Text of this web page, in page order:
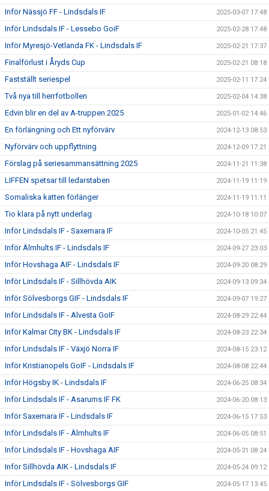
Inför Nässjö FF - Lindsdals IF 2025-03-07 17:48
Inför Lindsdals IF - Lessebo GoiF 2025-02-28 17:48
Inför Myresjö-Vetlanda FK - Lindsdals IF 2025-02-21 17:37
Finalförlust i Åryds Cup 2025-02-21 08:18
Fastställt seriespel 2025-02-11 17:24
Två nya till herrfotbollen 2025-02-04 14:38
Edvin blir en del av A-truppen 2025 2025-01-02 14:46
En förlängning och Ett nyförvärv 2024-12-13 08:53
Nyförvärv och uppflyttning 2024-12-09 17:21
Förslag på seriesammansättning 2025 2024-11-21 11:38
LIFFEN spetsar till ledarstaben 2024-11-19 11:19
Somaliska katten förlänger 2024-11-19 11:11
Tio klara på nytt underlag 2024-10-18 10:07
Inför Lindsdals IF - Saxemara IF 2024-10-05 21:45
Inför Älmhults IF - Lindsdals IF 2024-09-27 23:03
Inför Hovshaga AIF - Lindsdals IF 2024-09-20 08:29
Inför Lindsdals IF - Sillhövda AIK 2024-09-13 09:34
Inför Sölvesborgs GIF - Lindsdals IF 2024-09-07 19:27
Inför Lindsdals IF - Alvesta GoIF 2024-08-29 22:44
Inför Kalmar City BK - Lindsdals IF 2024-08-23 22:34
Inför Lindsdals IF - Växjö Norra IF 2024-08-15 23:12
Inför Kristianopels GoIF - Lindsdals IF 2024-08-08 22:44
Inför Högsby IK - Lindsdals IF 2024-06-25 08:34
Inför Lindsdals IF - Asarums IF FK 2024-06-20 08:13
Inför Saxemara IF - Lindsdals IF 2024-06-15 17:53
Inför Lindsdals IF - Älmhults IF 2024-06-05 08:51
Inför Lindsdals IF - Hovshaga AIF 2024-05-31 08:24
Inför Sillhövda AIK - Lindsdals IF 2024-05-24 09:12
Inför Lindsdals IF - Sölvesborgs GIF 2024-05-17 13:45